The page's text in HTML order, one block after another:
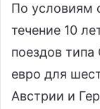
По условиям
течение 10
поездов
евро для
Австрии и